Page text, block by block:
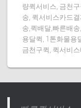
량퀵서비스, 금천
송, 퀵서비스카드
송,퀵배달,빠른배
용달퀵, 1톤화물용
금천구퀵, 퀵서비